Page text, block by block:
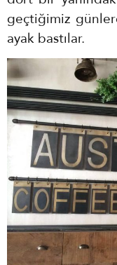
geçtiğimiz
ayak bastılar.